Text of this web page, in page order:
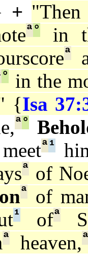
+
ª°
in
ª
°
in the
{Isa
ª°
ª¹
ª of
ª
of
¹ofª
ª heaven,